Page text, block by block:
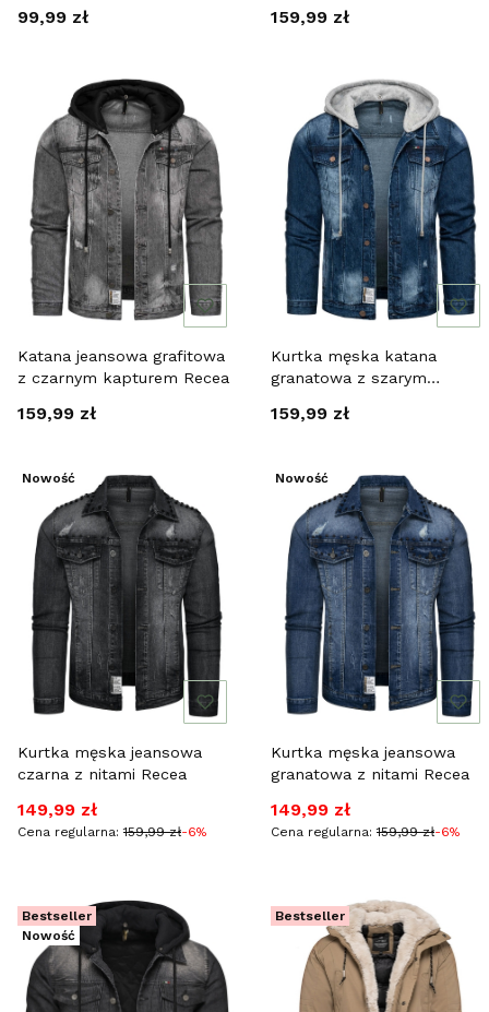
Cena
99,99 zł Cena
159,99 zł
Katana jeansowa grafitowa
z czarnym kapturem Recea
Cena
159,99 zł
Kurtka męska katana
granatowa z szarym
Cena
159,99 zł
Nowość
Kurtka męska jeansowa
czarna z nitami Recea
Cena promocyjna
149,99 zł
Cena regularna: 159,99 zł-6%
Nowość
Kurtka męska jeansowa
granatowa z nitami Recea
Cena promocyjna
149,99 zł
Cena regularna: 159,99 zł-6%
Bestseller
Nowość
Bestseller